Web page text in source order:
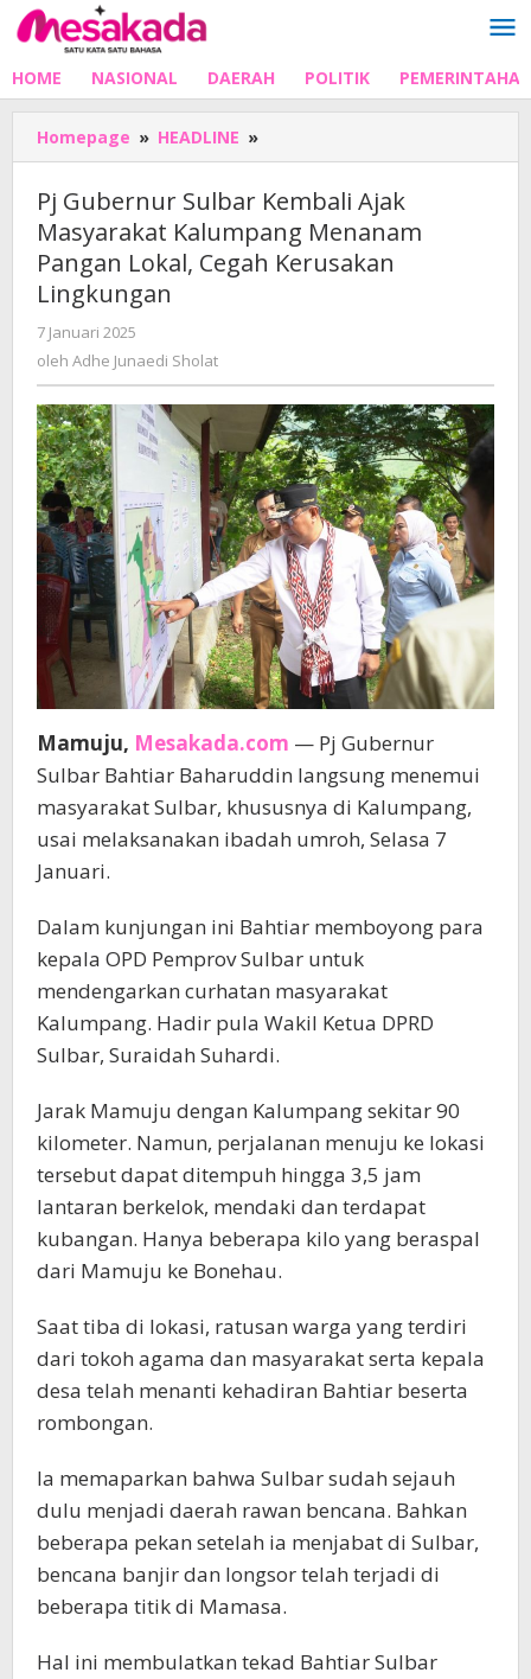
Lewati
ke
HOME NASIONAL DAERAH POLITIK
Homepage » HEADLINE »
Gubernur
Kembali
Ajak
Masyarakat
Cegah
Kerusakan
Lingkungan
Pj Gubernur Sulbar Kembali Ajak
Masyarakat Kalumpang Menanam
Pangan Lokal, Cegah Kerusakan
Lingkungan
7 Januari 2025
Adhe
oleh Adhe Junaedi Sholat
Mamuju, Mesakada.com — Pj Gubernur
Sulbar Bahtiar Baharuddin langsung menemui
masyarakat Sulbar, khususnya di Kalumpang,
usai melaksanakan ibadah umroh, Selasa 7
Januari.
Dalam kunjungan ini Bahtiar memboyong para
kepala OPD Pemprov Sulbar untuk
mendengarkan curhatan masyarakat
Kalumpang. Hadir pula Wakil Ketua DPRD
Sulbar, Suraidah Suhardi.
Jarak Mamuju dengan Kalumpang sekitar 90
kilometer. Namun, perjalanan menuju ke lokasi
tersebut dapat ditempuh hingga 3,5 jam
lantaran berkelok, mendaki dan terdapat
kubangan. Hanya beberapa kilo yang beraspal
dari Mamuju ke Bonehau.
Saat tiba di lokasi, ratusan warga yang terdiri
dari tokoh agama dan masyarakat serta kepala
desa telah menanti kehadiran Bahtiar beserta
rombongan.
Ia memaparkan bahwa Sulbar sudah sejauh
dulu menjadi daerah rawan bencana. Bahkan
beberapa pekan setelah ia menjabat di Sulbar,
bencana banjir dan longsor telah terjadi di
beberapa titik di Mamasa.
Hal ini membulatkan tekad Bahtiar Sulbar